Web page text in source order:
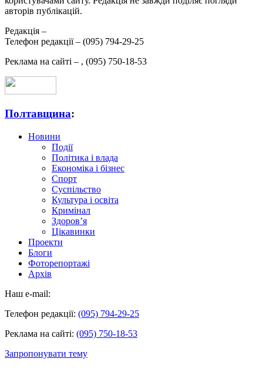
авторів публікацій.
Редакція –
Телефон редакції – (095) 794-29-25
Реклама на сайті – , (095) 750-18-53
Полтавщина:
Новини
Події
Політика і влада
Економіка і бізнес
Спорт
Суспільство
Культура і освіта
Кримінал
Здоров’я
Цікавинки
Проекти
Блоги
Фоторепортажі
Архів
Наш e-mail:
Телефон редакції: (095) 794-29-25
Реклама на сайті: (095) 750-18-53
Запропонувати тему